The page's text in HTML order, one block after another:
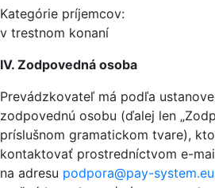
Kategórie
v trestnom konaní
IV. Zodpovedná osoba
Prevádzkovateľ má podľa
zodpovednú osobu (ďalej len
príslušnom gramatickom tvare),
kontaktovať prostredníctvom e-
na adresu podpora@pay-system.eu